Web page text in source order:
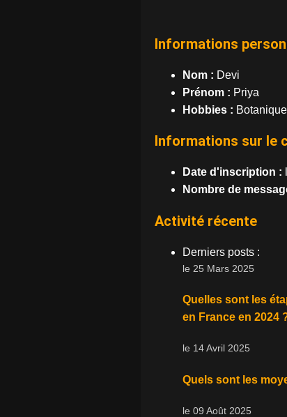
Informations
Nom : Devi
Prénom : Priya
Hobbies :
Informations sur le
Date d'inscription :
Nombre de
Activité récente
Derniers posts :
le 25 Mars 2025
Quelles sont les
en France en 2024
le 14 Avril 2025
Quels sont les
le 09 Août 2025